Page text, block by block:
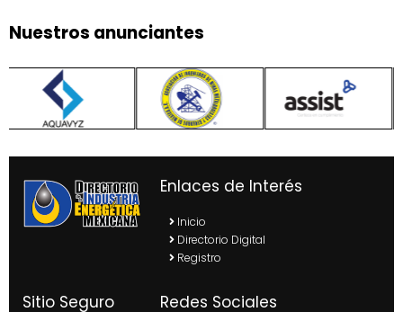
Nuestros anunciantes
Enlaces de Interés
Inicio
Directorio Digital
Registro
Sitio Seguro Redes Sociales